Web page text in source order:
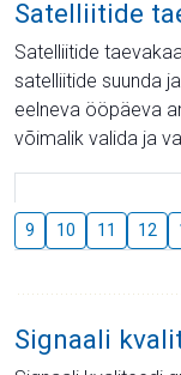
Satelliitide
Satelliitide
satelliitide suunda
eelneva ööpäeva
võimalik valida ja
9 10 11 12
Signaali